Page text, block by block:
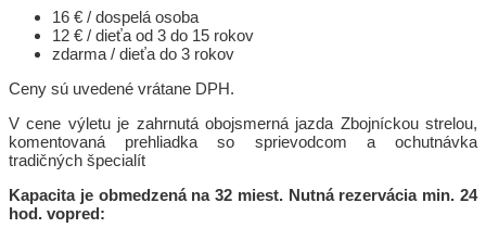
16 € / dospelá osoba
12 € / dieťa od 3 do 15 rokov
zdarma / dieťa do 3 rokov
Ceny sú uvedené vrátane DPH.
V cene výletu je zahrnutá obojsmerná jazda Zbojníckou strelou,
komentovaná prehliadka so sprievodcom a ochutnávka
tradičných špecialít
Kapacita je obmedzená na 32 miest. Nutná rezervácia min. 24
hod. vopred: